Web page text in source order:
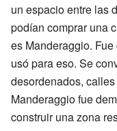
un espacio entre las
podían comprar una
es Manderaggio.
usó para eso. Se
desordenados,
Manderaggio fue
construir una zona